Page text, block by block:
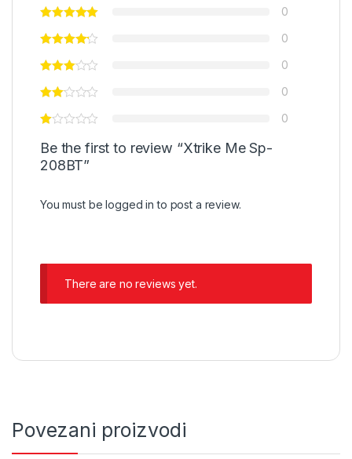
0
0
0
0
0
Be the first to review “Xtrike Me Sp-
208BT”
You must belogged in to post a review.
There are no reviews yet.
Povezani proizvodi